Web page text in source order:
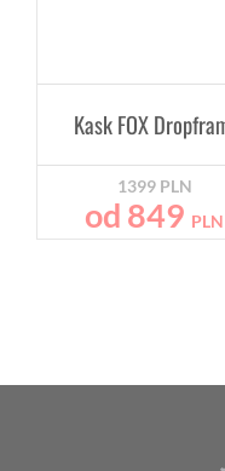
Kask FOX
1399 PLN
od 849 PLN